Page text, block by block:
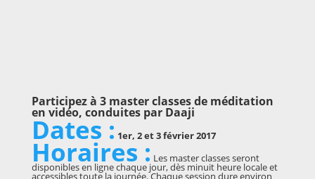
Participez à 3 master classes de méditation
en vidéo, conduites par Daaji
Dates : 1er, 2 et 3 février 2017
Horaires : Les master classes seront
disponibles en ligne chaque jour, dès minuit heure locale et
accessibles toute la journée. Chaque session dure environ